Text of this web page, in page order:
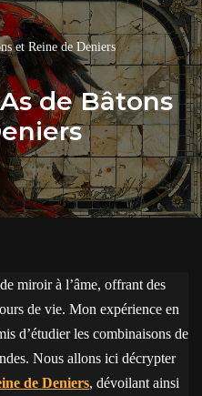
et Reine de Deniers
de Bâtons
miroir à l’âme, offrant des
de vie. Mon expérience en
d’étudier les combinaisons de
Nous allons ici décrypter
de Deniers, dévoilant ainsi